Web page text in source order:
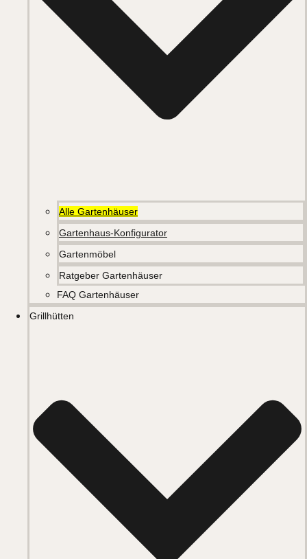
Alle Gartenhäuser
Gartenhaus-Konfigurator
Gartenmöbel
Ratgeber Gartenhäuser
FAQ Gartenhäuser
Grillhütten